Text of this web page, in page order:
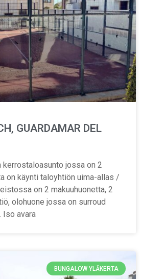
GUARDAMAR DEL
kerrostaloasunto jossa on 2
on käynti taloyhtiön uima-allas /
on 2 makuuhuonetta, 2
olohuone jossa on surroud
Iso avara
BUNGALOW YLÄKERTA